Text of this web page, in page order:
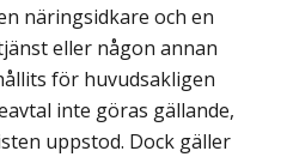
näringsidkare och en
eller någon annan
för huvudsakligen
inte göras gällande,
uppstod. Dock gäller